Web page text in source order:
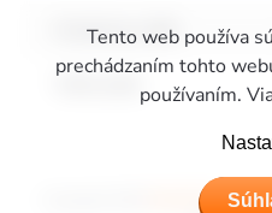
Tento web používa
prechádzaním tohto
používaním.
Vhodné pro děti:
Ihriská Piccolino -